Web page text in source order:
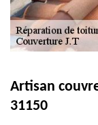
Artisan
31150